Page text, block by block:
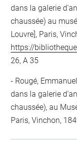
dans la galerie
chaussée) au
Louvre], Paris,
https://
26, A 35
Rougé,
dans la galerie
chaussée), au
Paris, Vinchon,